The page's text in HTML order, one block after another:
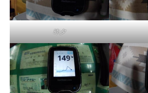
昨夕